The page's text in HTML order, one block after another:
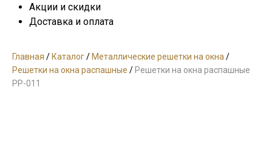
Акции и скидки
Доставка и оплата
Главная /Каталог/Металлические решетки на окна /
Решетки на окна распашные /Решетки на окна распашные
РР-011